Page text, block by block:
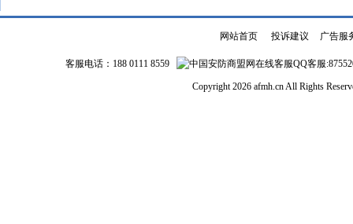
网站首页| 投诉建议 广告服
客服电话：188 0111 8559 QQ客服
Copyright 2026 afmh.cn All Rights